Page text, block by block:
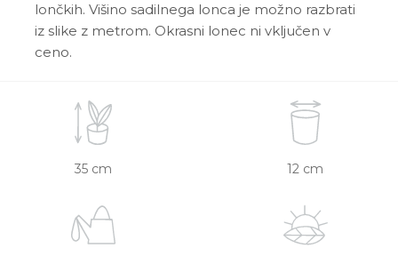
lončkih. Višino sadilnega lonca je možno razbrati
iz slike z metrom. Okrasni lonec ni vključen v
ceno.
35 cm 12 cm